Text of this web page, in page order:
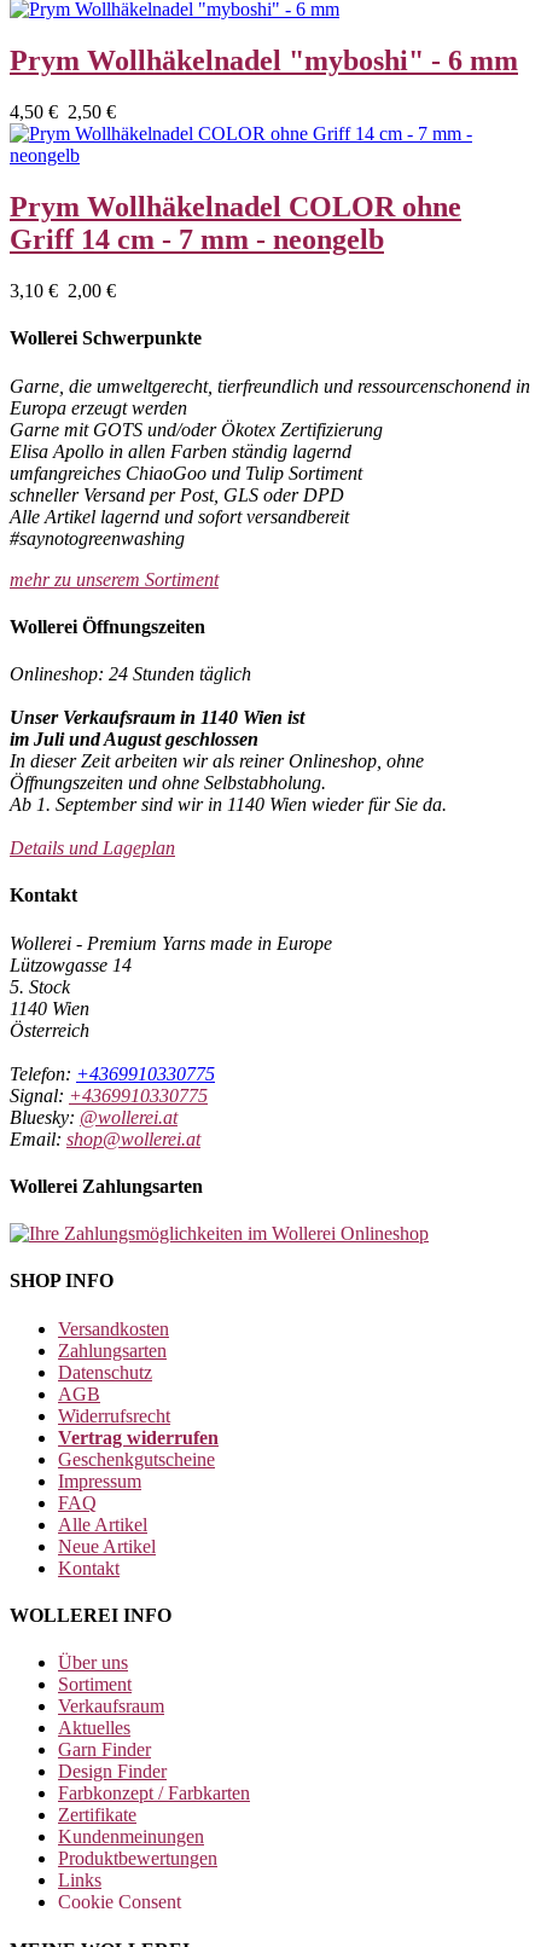
Prym Wollhäkelnadel "myboshi" - 6 mm
4,50 € 2,50 €
Prym Wollhäkelnadel COLOR ohne
Griff 14 cm - 7 mm - neongelb
3,10 € 2,00 €
Wollerei Schwerpunkte
Garne, die umweltgerecht, tierfreundlich und ressourcenschonend in
Europa erzeugt werden
Garne mit GOTS und/oder Ökotex Zertifizierung
Elisa Apollo in allen Farben ständig lagernd
umfangreiches ChiaoGoo und Tulip Sortiment
schneller Versand per Post, GLS oder DPD
Alle Artikel lagernd und sofort versandbereit
#saynotogreenwashing
mehr zu unserem Sortiment
Wollerei Öffnungszeiten
Onlineshop: 24 Stunden täglich
Unser Verkaufsraum in 1140 Wien ist
im Juli und August geschlossen
In dieser Zeit arbeiten wir als reiner Onlineshop, ohne
Öffnungszeiten und ohne Selbstabholung.
Ab 1. September sind wir in 1140 Wien wieder für Sie da.
Details und Lageplan
Kontakt
Wollerei - Premium Yarns made in Europe
Lützowgasse 14
5. Stock
1140 Wien
Österreich
Telefon: +4369910330775
Signal: +4369910330775
Bluesky: @wollerei.at
Email: shop@wollerei.at
Wollerei Zahlungsarten
SHOP INFO
Versandkosten
Zahlungsarten
Datenschutz
AGB
Widerrufsrecht
Vertrag widerrufen
Geschenkgutscheine
Impressum
FAQ
Alle Artikel
Neue Artikel
Kontakt
WOLLEREI INFO
Über uns
Sortiment
Verkaufsraum
Aktuelles
Garn Finder
Design Finder
Farbkonzept / Farbkarten
Zertifikate
Kundenmeinungen
Produktbewertungen
Links
Cookie Consent